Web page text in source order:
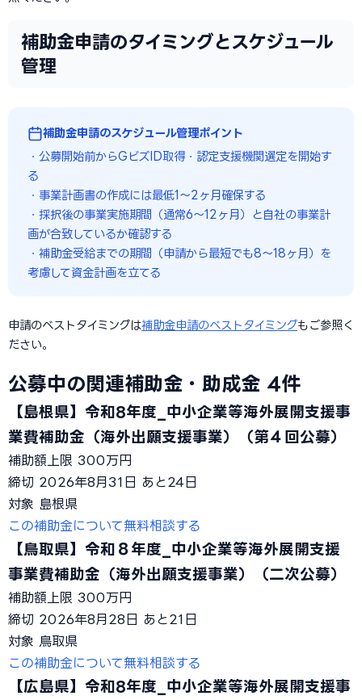
補助金申請のタイミングとスケジュール
管理
補助金申請のスケジュール管理ポイント
・公募開始前からGビズID取得・認定支援機関選定を開始す
る
・事業計画書の作成には最低1〜2ヶ月確保する
・採択後の事業実施期間（通常6〜12ヶ月）と自社の事業計
画が合致しているか確認する
・補助金受給までの期間（申請から最短でも8〜18ヶ月）を
考慮して資金計画を立てる
申請のベストタイミングは補助金申請のベストタイミングもご参照く
ださい。
公募中の関連補助金・助成金 4件
【島根県】令和8年度_中小企業等海外展開支援事
業費補助金（海外出願支援事業）（第４回公募）
補助額上限 300万円
締切 2026年8月31日
あと24日
対象 島根県
この補助金について無料相談する
【鳥取県】令和８年度_中小企業等海外展開支援
事業費補助金（海外出願支援事業）（二次公募）
補助額上限 300万円
締切 2026年8月28日
あと21日
対象 鳥取県
この補助金について無料相談する
【広島県】令和8年度_中小企業等海外展開支援事